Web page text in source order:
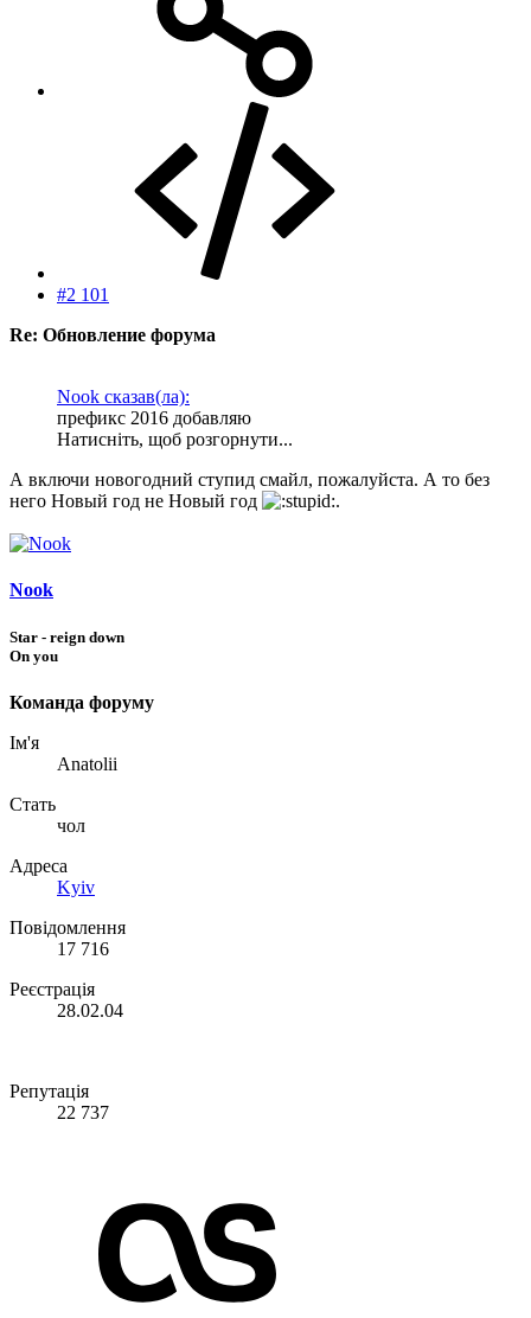
#2 101
Re: Обновление форума
Nook сказав(ла):
префикс 2016 добавляю
Натисніть, щоб розгорнути...
А включи новогодний ступид смайл, пожалуйста. А то без
него Новый год не Новый год
.
Nook
Star - reign down
On you
Команда форуму
Ім'я
Anatolii
Стать
чол
Адреса
Kyiv
Повідомлення
17 716
Реєстрація
28.02.04
Репутація
22 737